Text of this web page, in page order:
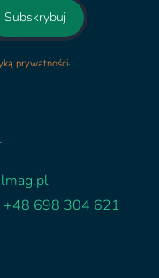
Subskrybuj
prywatności.
+48 698 304 621